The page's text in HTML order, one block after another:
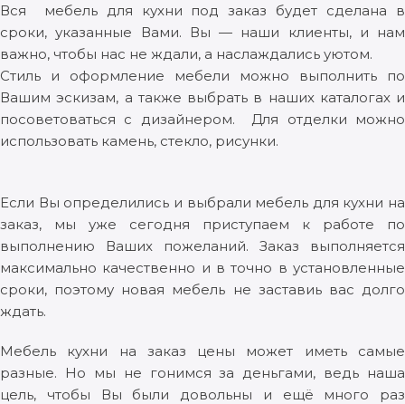
Вся мебель для кухни под заказ будет сделана в
сроки, указанные Вами. Вы — наши клиенты, и нам
важно, чтобы нас не ждали, а наслаждались уютом.
Стиль и оформление мебели можно выполнить по
Вашим эскизам, а также выбрать в наших каталогах и
посоветоваться с дизайнером. Для отделки можно
использовать камень, стекло, рисунки.
Если Вы определились и выбрали мебель для кухни на
заказ, мы уже сегодня приступаем к работе по
выполнению Ваших пожеланий. Заказ выполняется
максимально качественно и в точно в установленные
сроки, поэтому новая мебель не заставиь вас долго
ждать.
Мебель кухни на заказ цены может иметь самые
разные. Но мы не гонимся за деньгами, ведь наша
цель, чтобы Вы были довольны и ещё много раз